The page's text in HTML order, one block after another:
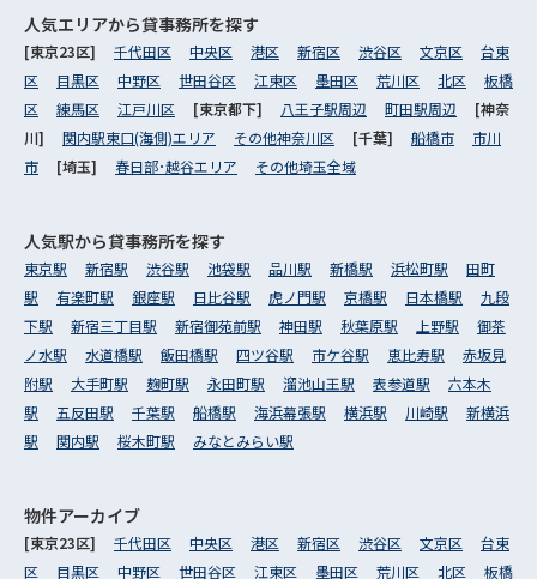
人気エリアから貸事務所を探す
[東京23区] 千代田区 中央区 港区 新宿区 渋谷区 文京区
台東
区
目黒区 中野区 世田谷区 江東区 墨田区 荒川区 北区
板橋
区
練馬区 江戸川区 [東京都下] 八王子駅周辺 町田駅周辺
[神奈
川] 関内駅東口(海側)エリア その他神奈川区 [千葉] 船橋市
市川
市
[埼玉] 春日部･越谷エリア その他埼玉全域
人気駅から貸事務所を探す
東京駅 新宿駅 渋谷駅 池袋駅 品川駅 新橋駅 浜松町駅
田町
駅
有楽町駅 銀座駅 日比谷駅 虎ノ門駅 京橋駅 日本橋駅
九段
下駅
新宿三丁目駅 新宿御苑前駅 神田駅 秋葉原駅 上野駅
御茶
ノ水駅
水道橋駅 飯田橋駅 四ツ谷駅 市ケ谷駅 恵比寿駅
赤坂見
附駅
大手町駅 麹町駅 永田町駅 溜池山王駅 表参道駅
六本木
駅
五反田駅 千葉駅 船橋駅 海浜幕張駅 横浜駅 川崎駅
新横浜
駅
関内駅 桜木町駅 みなとみらい駅
物件アーカイブ
[東京23区] 千代田区 中央区 港区 新宿区 渋谷区 文京区
台東
区
目黒区 中野区 世田谷区 江東区 墨田区 荒川区 北区 板橋